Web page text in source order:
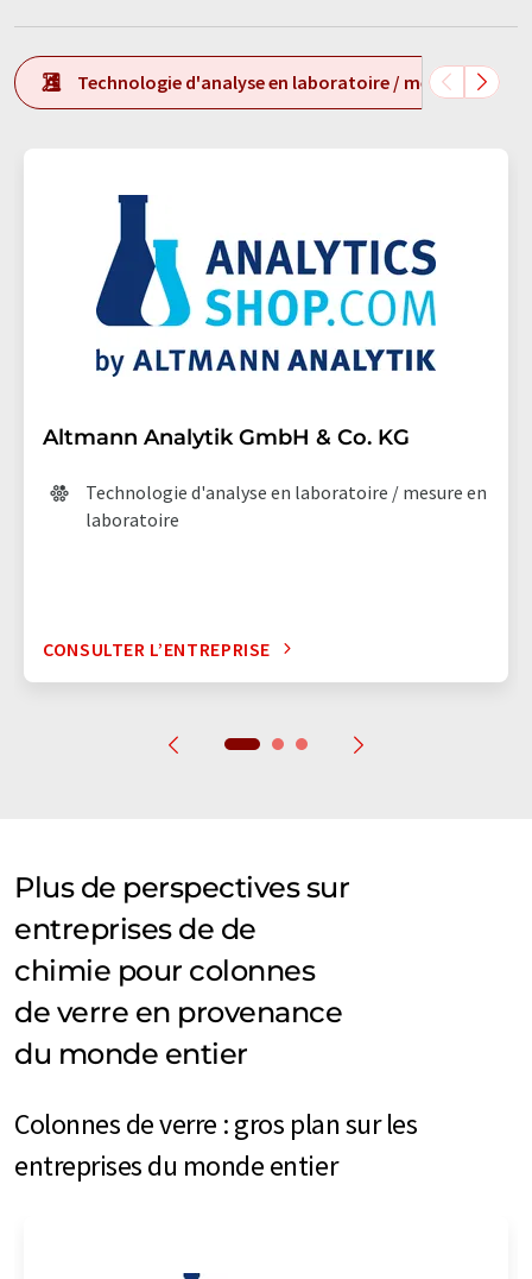
Technologie d'analyse en laboratoire / mesure en
Altmann Analytik GmbH & Co. KG
Technologie d'analyse en laboratoire / mesure en
laboratoire
CONSULTER L’ENTREPRISE
Plus de perspectives sur
entreprises de de
chimie pour colonnes
de verre en provenance
du monde entier
Colonnes de verre : gros plan sur les
entreprises du monde entier